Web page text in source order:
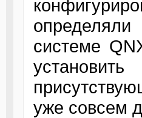
системе
уже совсем